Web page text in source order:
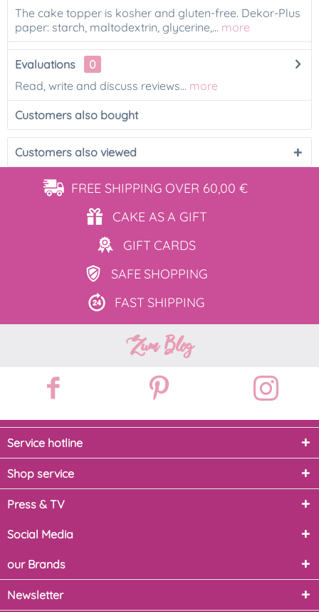
The cake topper is kosher and gluten-free. Dekor-Plus
paper: starch, maltodextrin, glycerine,... more
Evaluations
0
Read, write and discuss reviews... more
Customers also bought
Customers also viewed
FREE SHIPPING OVER 60,00 €
CAKE ASA GIFT
GIFT CARDS
SAFE SHOPPING
FAST SHIPPING
Zum Blog
Service hotline
Shop service
Press & TV
Social Media
our Brands
Newsletter